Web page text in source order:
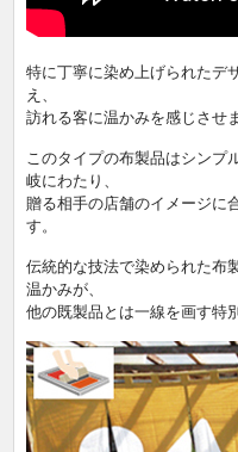
特に丁寧に染め上げられたデ
え、
訪れる客に温かみを感じさせ
このタイプの布製品はシンプ
岐にわたり、
贈る相手の店舗のイメージに
す。
伝統的な技法で染められた布
温かみが、
他の既製品とは一線を画す特